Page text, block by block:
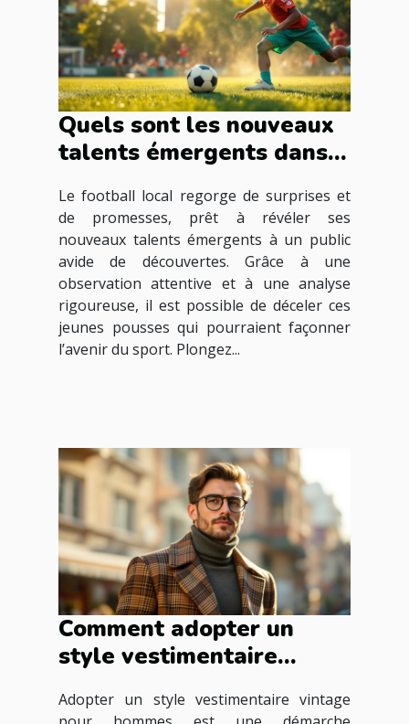
Quels sont les nouveaux
talents émergents dans
Le football local regorge de surprises et
de promesses, prêt à révéler ses
nouveaux talents émergents à un public
avide de découvertes. Grâce à une
observation attentive et à une analyse
rigoureuse, il est possible de déceler ces
jeunes pousses qui pourraient façonner
l’avenir du sport. Plongez...
Comment adopter un
style vestimentaire
Adopter un style vestimentaire vintage